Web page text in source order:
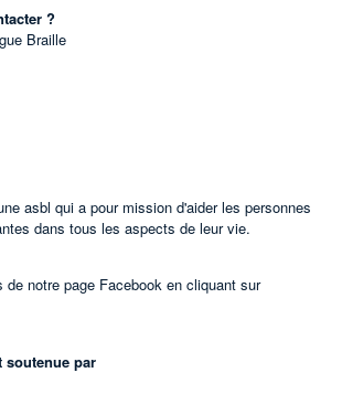
?
Braille
asbl qui a pour mission d'aider les personnes
dans tous les aspects de leur vie.
notre page Facebook en cliquant sur
soutenue par